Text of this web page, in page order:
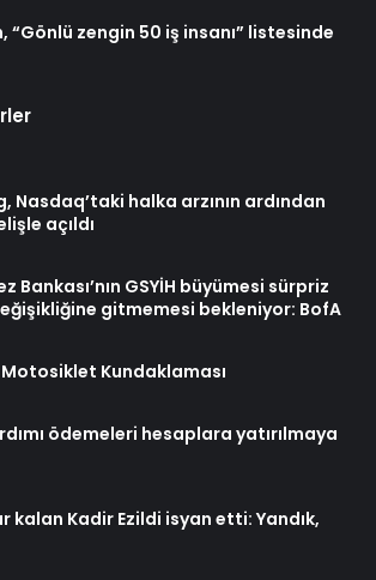
“Gönlü zengin 50 iş insanı” listesinde
Nasdaq’taki halka arzının ardından
açıldı
Bankası’nın GSYİH büyümesi sürpriz
gitmemesi bekleniyor: BofA
Kundaklaması
ödemeleri hesaplara yatırılmaya
kalan Kadir Ezildi isyan etti: Yandık,